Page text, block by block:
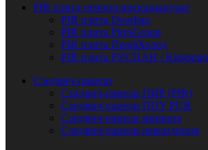
PIR плита пенополиизоцианурат
PIR плита Doorhan
PIR плита PirroGroup
PIR плита ПрофХолод
PIR плита РУСПАН / Kingspan
Сэндвич-панели
Сэндвич-панели ПИР (PIR)
Сэндвич-панели ППУ PUR
Сэндвич-панели минвата
Сэндвич-панели некондиция